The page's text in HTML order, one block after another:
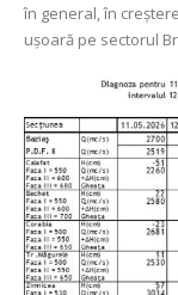
în general, în
ușoară pe sectorul